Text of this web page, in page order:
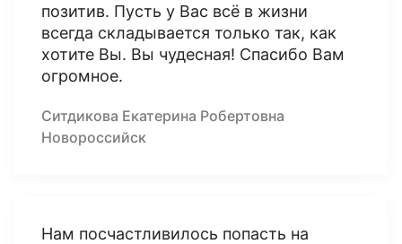
позитив. Пусть у Вас всё в жизни
всегда складывается только так, как
хотите Вы. Вы чудесная! Спасибо Вам
огромное.
Ситдикова Екатерина Робертовна
Новороссийск
Нам посчастливилось попасть на